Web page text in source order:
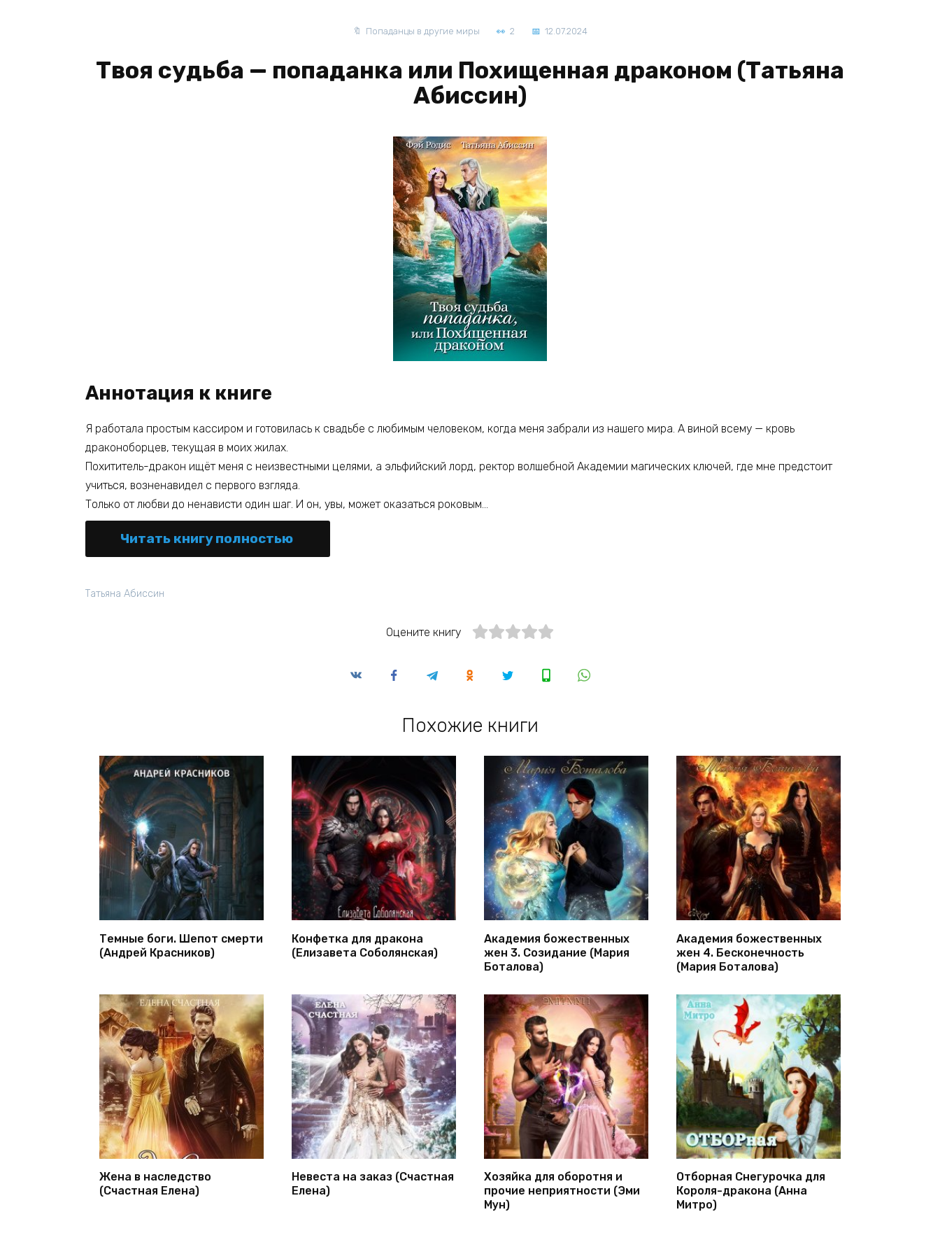
Попаданцы в другие миры 2 12.07.2024
Твоя судьба — попаданка или Похищенная драконом (Татьяна
Абиссин)
Аннотация к книге
Я работала простым кассиром и готовилась к свадьбе с любимым человеком, когда меня забрали из нашего мира. А виной всему — кровь
драконоборцев, текущая в моих жилах.
Похититель-дракон ищёт меня с неизвестными целями, а эльфийский лорд, ректор волшебной Академии магических ключей, где мне предстоит
учиться, возненавидел с первого взгляда.
Только от любви до ненависти один шаг. И он, увы, может оказаться роковым…
Читать книгу полностью
Татьяна Абиссин
Оцените книгу
Похожие книги
Темные боги. Шепот смерти
(Андрей Красников)
Конфетка для дракона
(Елизавета Соболянская)
Академия божественных
жен 3. Созидание (Мария
Боталова)
Академия божественных
жен 4. Бесконечность
(Мария Боталова)
Жена в наследство
(Счастная Елена)
Невеста на заказ (Счастная
Елена)
Хозяйка для оборотня и
прочие неприятности (Эми
Мун)
Отборная Снегурочка для
Короля-дракона (Анна
Митро)